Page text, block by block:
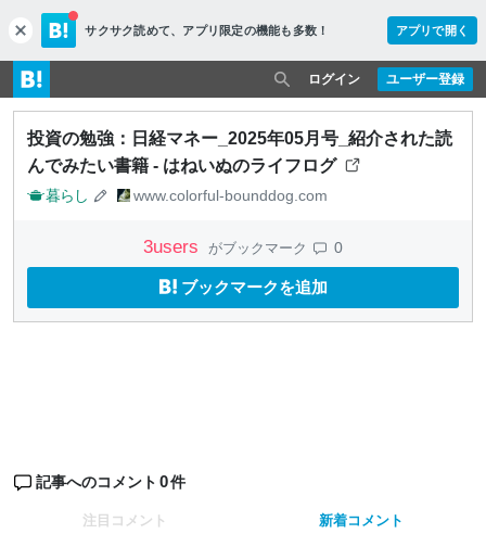
c
l
o
s
e
サクサク読めて、 アプリ限定の機能も多数！ アプリで開く
ユーザー登録
ログイン
投資の勉強：日経マネー_2025年05月号_紹介された読
んでみたい書籍 - はねいぬのライフログ
暮らし www.colorful-bounddog.com
3users がブックマーク 0
ブックマークを追加
記事へのコメント 0件
注目コメント 新着コメント